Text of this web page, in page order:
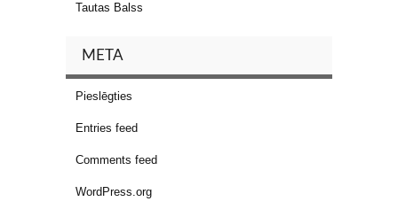
Tautas Balss
META
Pieslēgties
Entries feed
Comments feed
WordPress.org